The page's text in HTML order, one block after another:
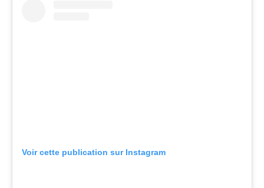
Voir cette publication sur Instagram